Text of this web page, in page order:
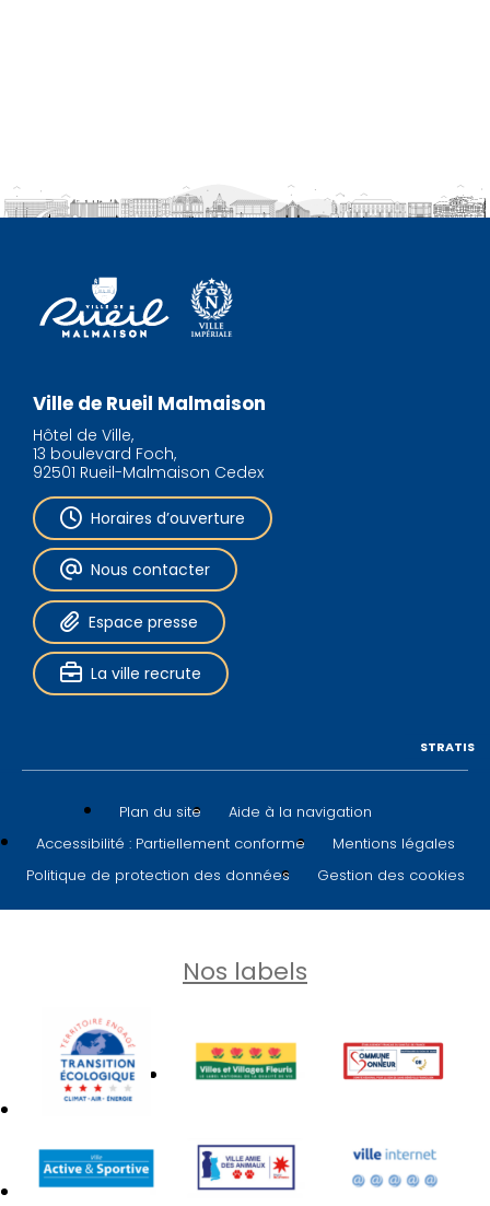
Ville de Rueil Malmaison
Hôtel de Ville,
13 boulevard Foch,
92501 Rueil-Malmaison Cedex
Horaires d’ouverture
Nous contacter
Espace presse
La ville recrute
Plan du site
Aide à la navigation
Accessibilité : Partiellement conforme
Mentions légales
Politique de protection des données
Gestion des cookies
STRATIS
Nos labels